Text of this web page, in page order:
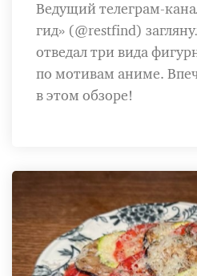
Ведущий телеграм-
гид» (@restfind)
отведал три вида
по мотивам аниме.
в этом обзоре!